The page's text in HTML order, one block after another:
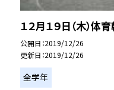
１２月１９日（木）体
公開日 2019/12/26
更新日 2019/12/26
全学年